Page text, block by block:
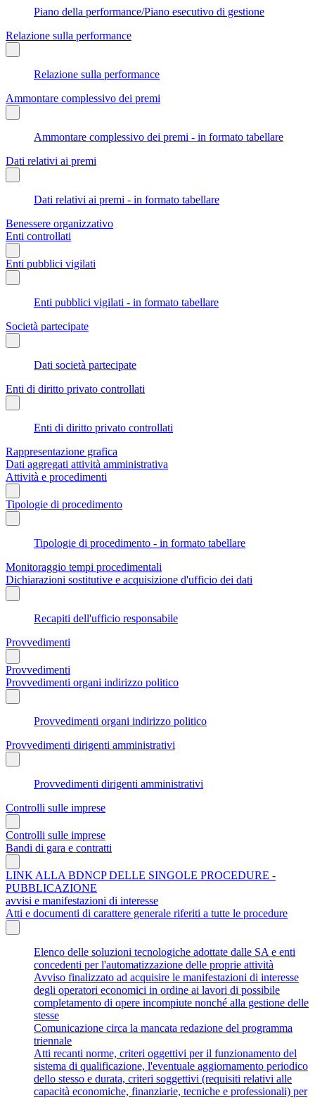
Piano della performance/Piano esecutivo di gestione
Relazione sulla performance
Relazione sulla performance
Ammontare complessivo dei premi
Ammontare complessivo dei premi - in formato tabellare
Dati relativi ai premi
Dati relativi ai premi - in formato tabellare
Benessere organizzativo
Enti controllati
Enti pubblici vigilati
Enti pubblici vigilati - in formato tabellare
Società partecipate
Dati società partecipate
Enti di diritto privato controllati
Enti di diritto privato controllati
Rappresentazione grafica
Dati aggregati attività amministrativa
Attività e procedimenti
Tipologie di procedimento
Tipologie di procedimento - in formato tabellare
Monitoraggio tempi procedimentali
Dichiarazioni sostitutive e acquisizione d'ufficio dei dati
Recapiti dell'ufficio responsabile
Provvedimenti
Provvedimenti
Provvedimenti organi indirizzo politico
Provvedimenti organi indirizzo politico
Provvedimenti dirigenti amministrativi
Provvedimenti dirigenti amministrativi
Controlli sulle imprese
Controlli sulle imprese
Bandi di gara e contratti
LINK ALLA BDNCP DELLE SINGOLE PROCEDURE -
PUBBLICAZIONE
avvisi e manifestazioni di interesse
Atti e documenti di carattere generale riferiti a tutte le procedure
Elenco delle soluzioni tecnologiche adottate dalle SA e enti
concedenti per l'automatizzazione delle proprie attività
Avviso finalizzato ad acquisire le manifestazioni di interesse
degli operatori economici in ordine ai lavori di possibile
completamento di opere incompiute nonché alla gestione delle
stesse
Comunicazione circa la mancata redazione del programma
triennale
Atti recanti norme, criteri oggettivi per il funzionamento del
sistema di qualificazione, l'eventuale aggiornamento periodico
dello stesso e durata, criteri soggettivi (requisiti relativi alle
capacità economiche, finanziarie, tecniche e professionali) per